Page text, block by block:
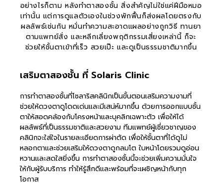
อย่างไรก็ตาม หลังทำตาสองชั้น สิ่งสำคัญไม่ใช่แค่ฝีมือหมอ
เท่านั้น แต่การดูแลตัวเองในช่วงพักฟื้นก็ส่งผลโดยตรงกับ
ผลลัพธ์เช่นกัน หมั่นทำความสะอาดแผลอย่างถูกวิธี ทานยา
ตามแพทย์สั่ง และหลีกเลี่ยงพฤติกรรมเสี่ยงเหล่านี้ ก็จะ
ช่วยให้ชั้นตาเข้าที่เร็ว สวยเป๊ะ และดูเป็นธรรมชาติมากขึ้น
เสริมตาสองชั้น ที่ Solaris Clinic
การทำตาสองชั้นที่โซลาริสคลินิกเป็นขั้นตอนเสริมความงามที่
ช่วยให้ดวงตาดูโดดเด่นและมีเสน่ห์มากขึ้น ด้วยการออกแบบชั้น
ตาให้สอดคล้องกับโครงหน้าและบุคลิกเฉพาะตัว เพื่อให้ได้
ผลลัพธ์ที่เป็นธรรมชาติและสวยงาม ทีมแพทย์ผู้เชี่ยวชาญของ
คลินิกจะใส่ใจในรายละเอียดการผ่าตัด เพื่อให้ชั้นตาที่ได้ดูไม่
หลอกตาและช่วยเสริมให้ดวงตาดูกลมโต ใบหน้าโดยรวมดูอ่อน
หวานและสดใสยิ่งขึ้น การทำตาสองชั้นนี้จะช่วยเพิ่มความมั่นใจ
ให้กับผู้รับบริการ ทำให้รู้สึกดีและพร้อมที่จะเผชิญหน้ากับทุก
โอกาส